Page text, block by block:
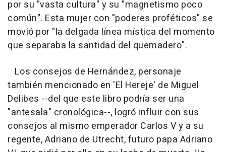
por su "vasta cultura" y su "magnetismo poco
común". Esta mujer con "poderes proféticos" se
movió por "la delgada línea mística del momento
que separaba la santidad del quemadero".
Los consejos de Hernández, personaje
también mencionado en 'El Hereje' de Miguel
Delibes --del que este libro podría ser una
"antesala" cronológica--, logró influir con sus
consejos al mismo emperador Carlos V y a su
regente, Adriano de Utrecht, futuro papa Adriano